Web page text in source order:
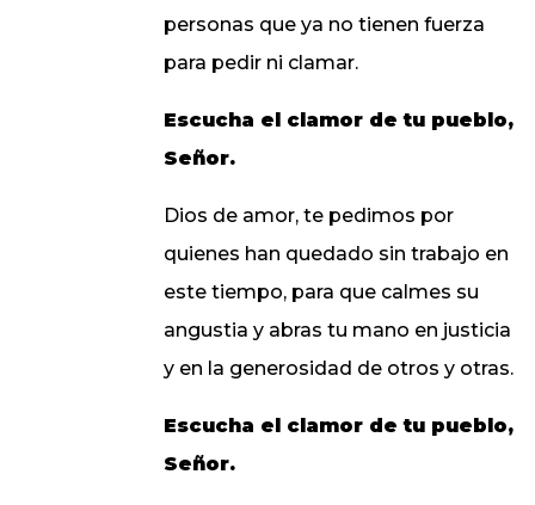
personas que ya no tienen fuerza
para pedir ni clamar.
Escucha el clamor de tu pueblo,
Señor.
Dios de amor, te pedimos por
quienes han quedado sin trabajo en
este tiempo, para que calmes su
angustia y abras tu mano en justicia
y en la generosidad de otros y otras.
Escucha el clamor de tu pueblo,
Señor.